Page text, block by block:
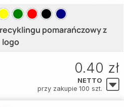
pomarańczowy z
logo
0.40 zł
NETTO
przy zakupie 100 szt.